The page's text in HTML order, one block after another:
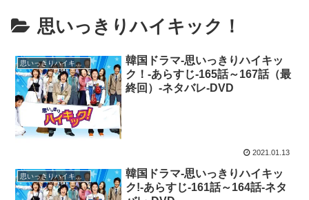
思いっきりハイキック！
思いっきりハイキック！
韓国ドラマ-思いっきりハイキッ
ク！-あらすじ-165話～167話（最
終回）-ネタバレ-DVD
2021.01.13
思いっきりハイキック！
韓国ドラマ-思いっきりハイキッ
ク!-あらすじ-161話～164話-ネタ